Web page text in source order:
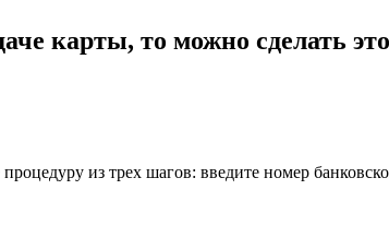
карты, то можно сделать
из трех шагов: введите номер